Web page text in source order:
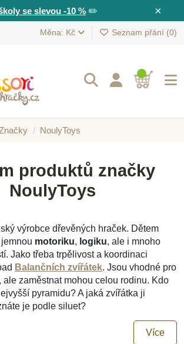
×
se slevou -10 %✏️
Měna: Kč Seznam přání (0)
NoulyToys
produktů značky
NoulyToys
výrobce dřevěných hraček. Dětem
motoriku, logiku, ale i mnoho
Jako třeba trpělivost a koordinaci
Balančních zvířátek. Jsou vhodné pro
ale zaměstnat mohou celou rodinu. Kdo
pyramidu? A jaká zvířátka ji
je podle siluet?
Více